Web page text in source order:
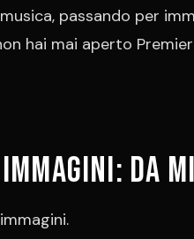
passando per
hai mai aperto
da